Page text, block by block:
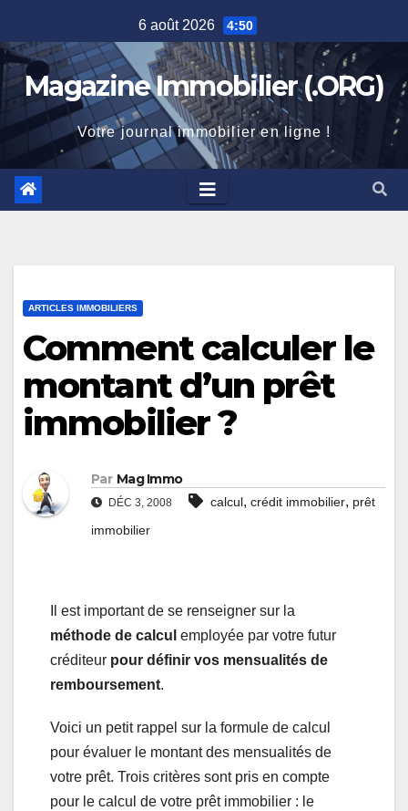
to
content
6 août 2026 4:50
Magazine Immobilier (.ORG)
Votre journal immobilier en ligne !
ARTICLES IMMOBILIERS
Comment calculer le
montant d’un prêt
immobilier ?
Par Mag Immo
DÉC 3, 2008 calcul, crédit immobilier, prêt
immobilier
Il est important de se renseigner sur la
méthode de calcul employée par votre futur
créditeur pour définir vos mensualités de
remboursement.
Voici un petit rappel sur la formule de calcul
pour évaluer le montant des mensualités de
votre prêt. Trois critères sont pris en compte
pour le calcul de votre prêt immobilier : le